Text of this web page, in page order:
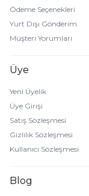
Ödeme Seçenekleri
Yurt Dışı Gönderim
Müşteri Yorumları
Üye
Yeni Üyelik
Üye Girişi
Satış Sözleşmesi
Gizlilik Sözleşmesi
Kullanıcı Sözleşmesi
Blog